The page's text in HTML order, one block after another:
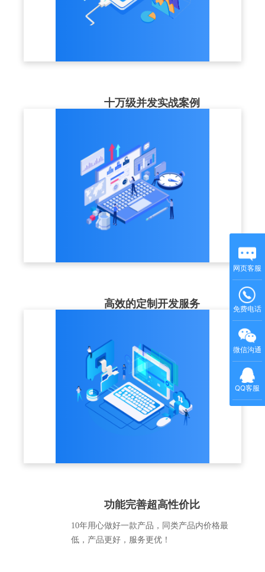
十万级并发实战案例
稳定保驾护航。
高效的定制开发服务
户的业务需求，以标准版产品为基础，提供
个性化解决方案和定制化开发服务
功能完善超高性价比
10年用心做好一款产品，同类产品内价格最
低，产品更好，服务更优！
网页客服
免费电话
微信沟通
QQ客服